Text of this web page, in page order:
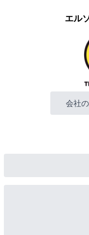
エル
会社